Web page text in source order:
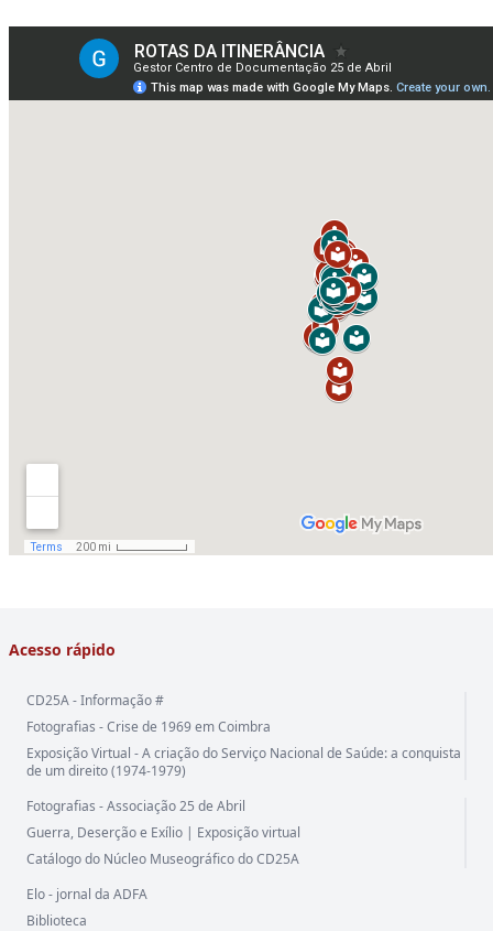
Acesso rápido
CD25A - Informação #
Fotografias - Crise de 1969 em Coimbra
Exposição Virtual - A criação do Serviço Nacional de Saúde: a conquista
de um direito (1974-1979)
Fotografias - Associação 25 de Abril
Guerra, Deserção e Exílio | Exposição virtual
Catálogo do Núcleo Museográfico do CD25A
Elo - jornal da ADFA
Biblioteca